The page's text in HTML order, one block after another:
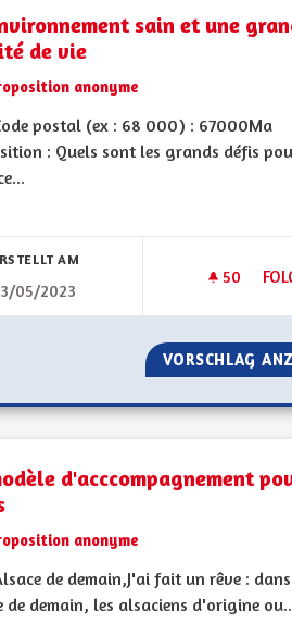
ALIMENTAIRE
RÉSILIENCE ALIMENTAIRE
sain et une
de vie
anonyme
postal (ex : 68 000) : 67000Ma
: Quels sont les grands défis
AM
05/2023
50 50
VORSCHLAG
d'acccompagnement
anonyme
de demain,J'ai fait un rêve :
de demain, les alsaciens d'origine